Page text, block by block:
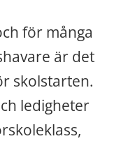
för många
är det
skolstarten.
ledigheter